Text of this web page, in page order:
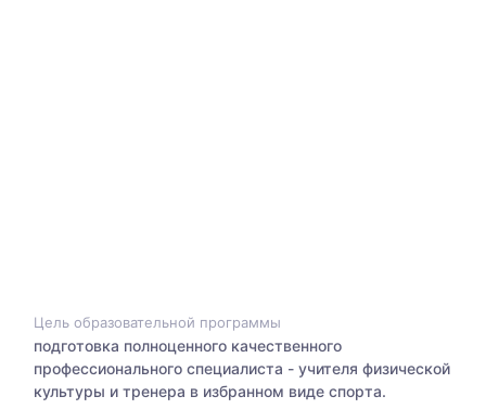
Цель образовательной программы
подготовка полноценного качественного
профессионального специалиста - учителя физической
культуры и тренера в избранном виде спорта.